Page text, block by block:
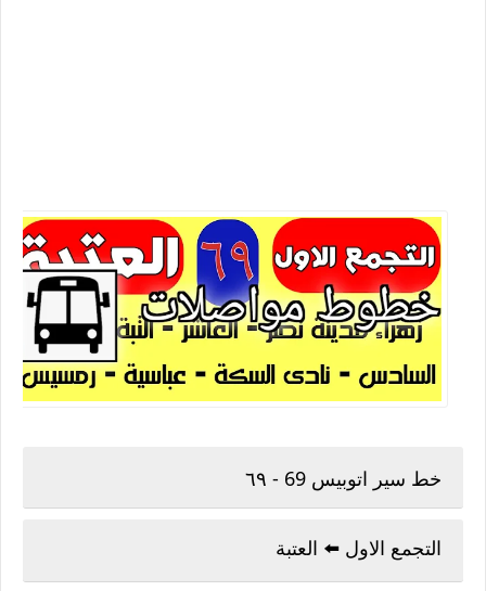
خط سير اتوبيس 69 - ٦٩
التجمع الاول ⁦⬅️⁩ العتبة